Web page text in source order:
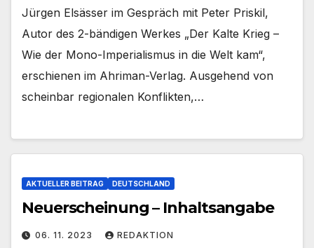
Jürgen Elsässer im Gespräch mit Peter Priskil,
Autor des 2-bändigen Werkes „Der Kalte Krieg –
Wie der Mono-Imperialismus in die Welt kam“,
erschienen im Ahriman-Verlag. Ausgehend von
scheinbar regionalen Konflikten,…
AKTUELLER BEITRAG DEUTSCHLAND
Neuerscheinung – Inhaltsangabe
06. 11. 2023 REDAKTION